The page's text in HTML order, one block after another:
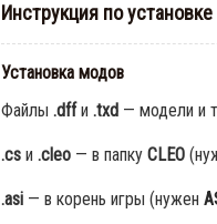
GTA Online:
Cayo Summer
Rockstar
устройствах с iOS
Инструкция по установке
Установка модов
Файлы .dffи .txd— модели и
.csи .cleo— в папку CLEO
.asi— в корень игры (нужен